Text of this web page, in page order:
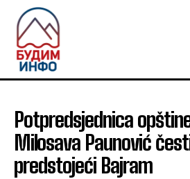
Potpredsjednica
Milosava Paunović
predstojeći Bajram